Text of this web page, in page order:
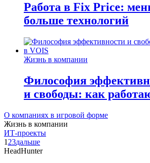
Работа в Fix Price:
больше технологий
Жизнь в компании
Философия
и свободы: как
О компаниях в игровой форме
Жизнь в компании
ИТ-проекты
1 23дальше
HeadHunter